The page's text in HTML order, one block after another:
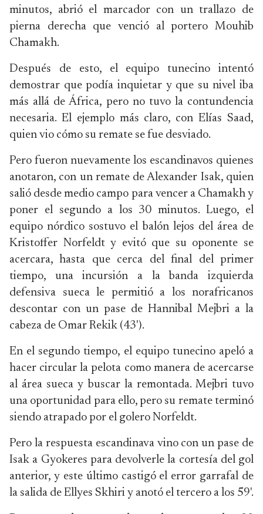
minutos, abrió el marcador con un trallazo de
pierna derecha que venció al portero Mouhib
Chamakh.
Después de esto, el equipo tunecino intentó
demostrar que podía inquietar y que su nivel iba
más allá de África, pero no tuvo la contundencia
necesaria. El ejemplo más claro, con Elías Saad,
quien vio cómo su remate se fue desviado.
Pero fueron nuevamente los escandinavos quienes
anotaron, con un remate de Alexander Isak, quien
salió desde medio campo para vencer a Chamakh y
poner el segundo a los 30 minutos. Luego, el
equipo nórdico sostuvo el balón lejos del área de
Kristoffer Norfeldt y evitó que su oponente se
acercara, hasta que cerca del final del primer
tiempo, una incursión a la banda izquierda
defensiva sueca le permitió a los norafricanos
descontar con un pase de Hannibal Mejbri a la
cabeza de Omar Rekik (43').
En el segundo tiempo, el equipo tunecino apeló a
hacer circular la pelota como manera de acercarse
al área sueca y buscar la remontada. Mejbri tuvo
una oportunidad para ello, pero su remate terminó
siendo atrapado por el golero Norfeldt.
Pero la respuesta escandinava vino con un pase de
Isak a Gyokeres para devolverle la cortesía del gol
anterior, y este último castigó el error garrafal de
la salida de Ellyes Skhiri y anotó el tercero a los 59'.